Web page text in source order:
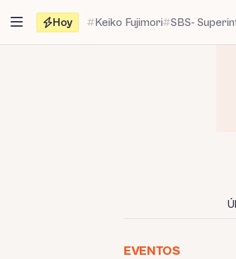
contenido
Hoy Keiko Fujimori SBS-
EVENTOS